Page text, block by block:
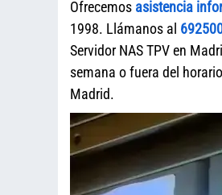
Ofrecemos asistencia
1998. Llámanos al
Servidor NAS TPV en
semana o fuera del
Madrid.